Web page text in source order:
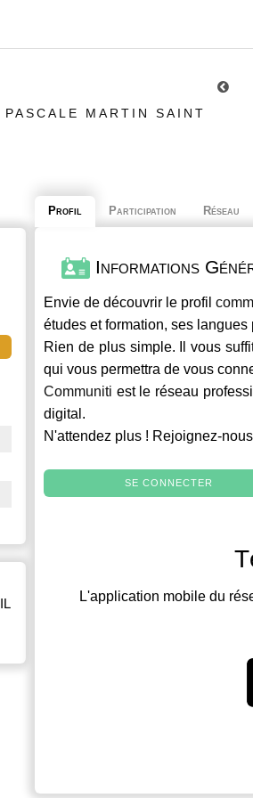
MARTIN SAINT
Profil Participation Réseau
Informations
Envie de découvrir le profil
études et formation, ses
Rien de plus simple. Il vous
qui vous permettra de vous
Communiti est le réseau
digital.
N'attendez plus ! Rejoignez-
SE CONNECTER
L'application mobile du